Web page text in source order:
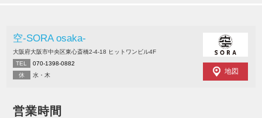
空-SORA osaka-
大阪府大阪市中央区東心斎橋2-4-18 ヒットワンビル4F
TEL
070-1398-0882
休
水・木 地図
営業時間